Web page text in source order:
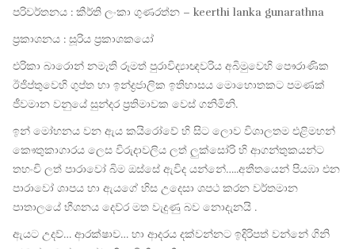
පරිවර්තනය : කීර්ති ලංකා ගුණරත්න – keerthi lanka gunarathna
ප්‍රකාශනය : සූරිය ප්‍රකාශකයෝ
එරිකා බාරොන් නමැති රූමත් පුරාවිද්යාඥවරිය අබිමුවෙහි පෞරාණික
ඊජිප්තුවෙහි ගුප්ත හා ඉන්ද්රජාලික ඉතිහාසය මොහොතකට පමණක්
ජීවමාන වනුයේ සුන්දර ප්රතිමාවක වෙස් ගනිමිනි.
ඉන් මෝහනය වන ඇය කයිරෝවේ හි සිට ලොව විශාලතම එළිමහන්
කෞතුකාගාරය ලෙස විරුදාවලිය ලත් ලුක්සෝරි හි ආගන්තුකයන්ට
තහංචි ලත් පාරාවෝ බිම ඔස්සේ ඇවිද යන්නේ…..අතීතයෙන් පියඹා එන
පාරාවෝ ශාපය හා ඇයගේ හිස උදෙසා ශපථ කරන වර්තමාන
පාතාලයේ භීශනය දෙව්ර මත වැදුණු බව නොදැනයි .
ඇයට උදව්… ආරක්ෂාව… හා ආදරය දක්වන්නට ඉදිරිපත් වන්නේ ගිනි